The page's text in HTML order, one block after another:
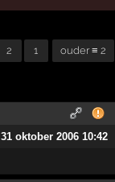
2 1 ouder ≡ 2
31 oktober 2006 10:42